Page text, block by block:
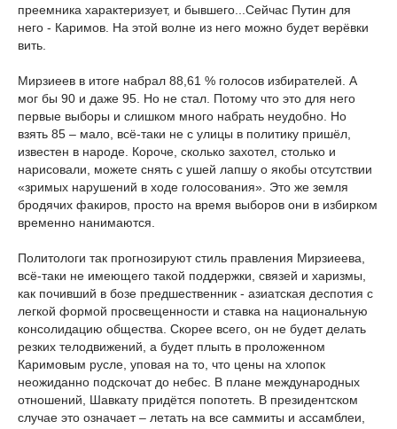
преемника характеризует, и бывшего...Сейчас Путин для
него - Каримов. На этой волне из него можно будет верёвки
вить.
Мирзиеев в итоге набрал 88,61 % голосов избирателей. А
мог бы 90 и даже 95. Но не стал. Потому что это для него
первые выборы и слишком много набрать неудобно. Но
взять 85 – мало, всё-таки не с улицы в политику пришёл,
известен в народе. Короче, сколько захотел, столько и
нарисовали, можете снять с ушей лапшу о якобы отсутствии
«зримых нарушений в ходе голосования». Это же земля
бродячих факиров, просто на время выборов они в избирком
временно нанимаются.
Политологи так прогнозируют стиль правления Мирзиеева,
всё-таки не имеющего такой поддержки, связей и харизмы,
как почивший в бозе предшественник - азиатская деспотия с
легкой формой просвещенности и ставка на национальную
консолидацию общества. Скорее всего, он не будет делать
резких телодвижений, а будет плыть в проложенном
Каримовым русле, уповая на то, что цены на хлопок
неожиданно подскочат до небес. В плане международных
отношений, Шавкату придётся попотеть. В президентском
случае это означает – летать на все саммиты и ассамблеи,